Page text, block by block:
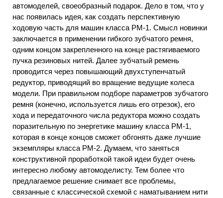
автомоделей, своеобразный подарок. Дело в том, что у
нас появилась идея, как создать перспективную
ходовую часть для машин класса РМ-1. Смысл новинки
заключается в применении гибкого зубчатого ремня,
одним концом закрепленного на конце растягиваемого
пучка резиновых нитей. Далее зубчатый ремень
проводится через повышающий двухступенчатый
редуктор, приводящий во вращение ведущие колеса
модели. При правильном подборе параметров зубчатого
ремня (конечно, используется лишь его отрезок), его
хода и передаточного числа редуктора можно создать
поразительную по энергетике машину класса РМ-1,
которая в конце концов сможет обгонять даже лучшие
экземпляры класса РМ-2. Думаем, что заняться
конструктивной проработкой такой идеи будет очень
интересно любому автомоделисту. Тем более что
предлагаемое решение снимает все проблемы,
связанные с классической схемой с наматыванием нити